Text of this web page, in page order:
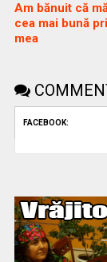
Am bănuit că
cea mai bună
mea
FACEBOOK: